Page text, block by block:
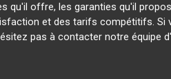
qu'il offre, les garanties qu'il
et des tarifs compétitifs. Si
pas à contacter notre équipe